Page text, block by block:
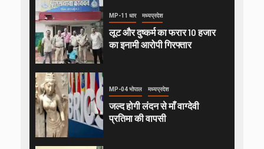
MP-11 धार मध्यप्रदेश
लूट और दुष्कर्म का फरार 10 हजार
का इनामी आरोपी गिरफ्तार
MP-04 भोपाल मध्यप्रदेश
जल्द होगी लंदन से माँ वाग्देवी
प्रतिमा की वापसी